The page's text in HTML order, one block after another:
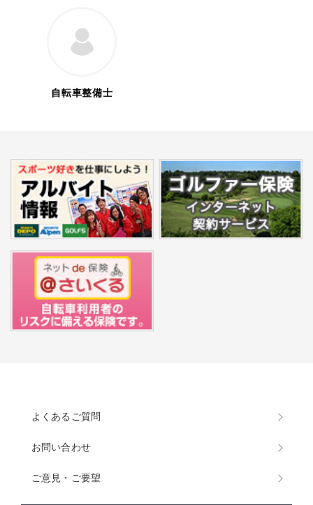
自転車整備士
よくあるご質問
お問い合わせ
ご意見・ご要望